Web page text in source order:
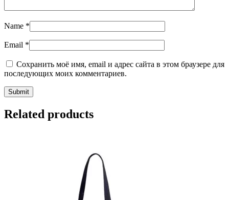
Name *
Email *
Сохранить моё имя, email и адрес сайта в этом браузере для
последующих моих комментариев.
Related products